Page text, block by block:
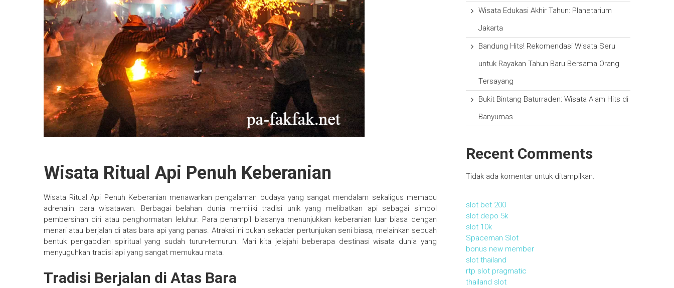
Wisata Ritual Api Penuh Keberanian
Wisata Ritual Api Penuh Keberanian menawarkan pengalaman budaya yang sangat mendalam sekaligus memacu
adrenalin para wisatawan. Berbagai belahan dunia memiliki tradisi unik yang melibatkan api sebagai simbol
pembersihan diri atau penghormatan leluhur. Para penampil biasanya menunjukkan keberanian luar biasa dengan
menari atau berjalan di atas bara api yang panas. Atraksi ini bukan sekadar pertunjukan seni biasa, melainkan sebuah
bentuk pengabdian spiritual yang sudah turun-temurun. Mari kita jelajahi beberapa destinasi wisata dunia yang
menyuguhkan tradisi api yang sangat memukau mata.
Tradisi Berjalan di Atas Bara
Wisata Edukasi Akhir Tahun: Planetarium
Jakarta
Bandung Hits! Rekomendasi Wisata Seru
untuk Rayakan Tahun Baru Bersama Orang
Tersayang
Bukit Bintang Baturraden: Wisata Alam Hits di
Banyumas
Recent Comments
Tidak ada komentar untuk ditampilkan.
slot bet 200
slot depo 5k
slot 10k
Spaceman Slot
bonus new member
slot thailand
rtp slot pragmatic
thailand slot